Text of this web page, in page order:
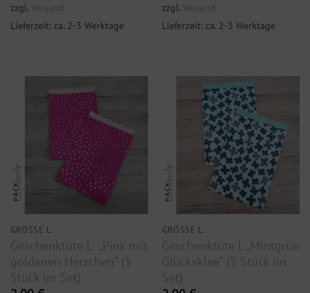
zzgl. Versand
Lieferzeit: ca. 2-3 Werktage
zzgl. Versand
Lieferzeit: ca. 2-3 Werktage
GRÖSSE L
Geschenktüte L „Pink mit
goldenen Herzchen“ (5
Stück im Set)
GRÖSSE L
Geschenktüte L „Mintgrün
Glücksklee“ (5 Stück im
Set)